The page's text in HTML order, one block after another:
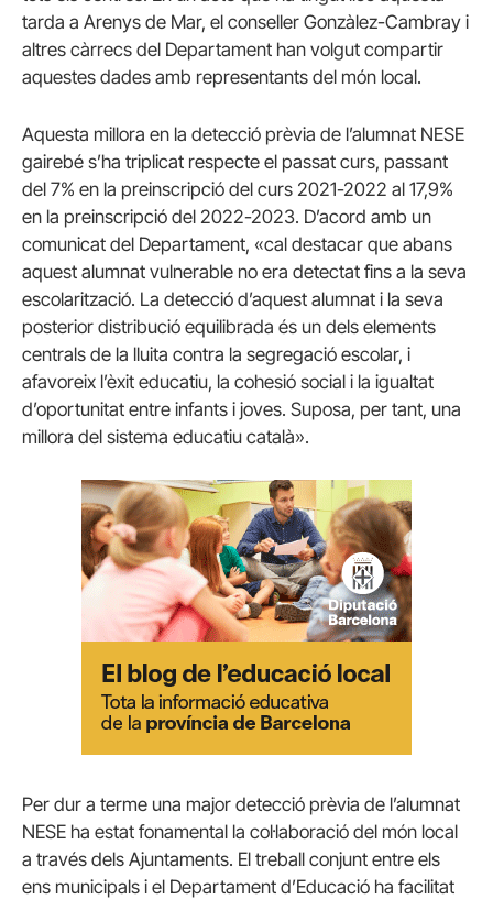
tarda a Arenys de Mar, el conseller Gonzàlez-Cambray i
altres càrrecs del Departament han volgut compartir
aquestes dades amb representants del món local.
Aquesta millora en la detecció prèvia de l’alumnat NESE
gairebé s’ha triplicat respecte el passat curs, passant
del 7% en la preinscripció del curs 2021-2022 al 17,9%
en la preinscripció del 2022-2023. D’acord amb un
comunicat del Departament, «cal destacar que abans
aquest alumnat vulnerable no era detectat fins a la seva
escolarització. La detecció d’aquest alumnat i la seva
posterior distribució equilibrada és un dels elements
centrals de la lluita contra la segregació escolar, i
afavoreix l’èxit educatiu, la cohesió social i la igualtat
d’oportunitat entre infants i joves. Suposa, per tant, una
millora del sistema educatiu català».
Per dur a terme una major detecció prèvia de l’alumnat
NESE ha estat fonamental la col·laboració del món local
a través dels Ajuntaments. El treball conjunt entre els
ens municipals i el Departament d’Educació ha facilitat